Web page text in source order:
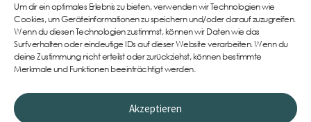
Um dir ein optimales Erlebnis zu bieten, verwenden wir Technologien wie
Cookies, um Geräteinformationen zu speichern und/oder darauf zuzugreifen.
Wenn du diesen Technologien zustimmst, können wir Daten wie das
Surfverhalten oder eindeutige IDs auf dieser Website verarbeiten. Wenn du
deine Zustimmung nicht erteilst oder zurückziehst, können bestimmte
Merkmale und Funktionen beeinträchtigt werden.
Akzeptieren
Support